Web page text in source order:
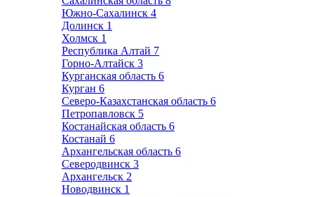
Южно-Сахалинск 4
Долинск 1
Холмск 1
Республика Алтай 7
Горно-Алтайск 3
Курганская область 6
Курган 6
Северо-Казахстанская область 6
Петропавловск 5
Костанайская область 6
Костанай 6
Архангельская область 6
Северодвинск 3
Архангельск 2
Новодвинск 1